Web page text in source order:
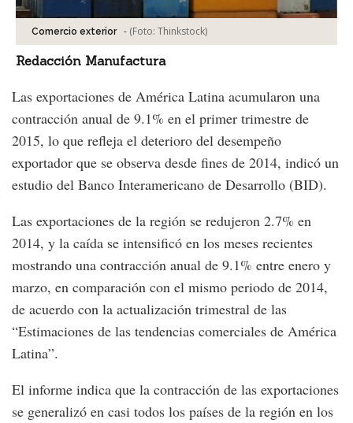
Comercio exterior - (Foto: Thinkstock)
Redacción Manufactura
Las exportaciones de América Latina acumularon una
contracción anual de 9.1% en el primer trimestre de
2015, lo que refleja el deterioro del desempeño
exportador que se observa desde fines de 2014, indicó un
estudio del Banco Interamericano de Desarrollo (BID).
Las exportaciones de la región se redujeron 2.7% en
2014, y la caída se intensificó en los meses recientes
mostrando una contracción anual de 9.1% entre enero y
marzo, en comparación con el mismo periodo de 2014,
de acuerdo con la actualización trimestral de las
“Estimaciones de las tendencias comerciales de América
Latina”.
El informe indica que la contracción de las exportaciones
se generalizó en casi todos los países de la región en los